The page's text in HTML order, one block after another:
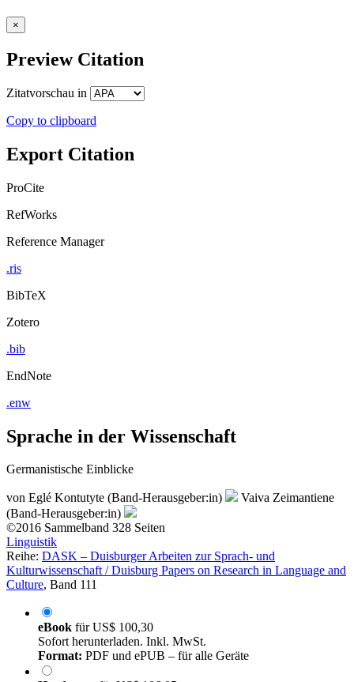
×
Preview Citation
Zitatvorschau in
Copy to clipboard
Export Citation
ProCite
RefWorks
Reference Manager
.ris
BibTeX
Zotero
.bib
EndNote
.enw
Sprache in der Wissenschaft
Germanistische Einblicke
von Eglé Kontutyte (Band-Herausgeber:in)
Vaiva Zeimantiene
(Band-Herausgeber:in)
©2016 Sammelband 328 Seiten
Linguistik
Reihe: DASK – Duisburger Arbeiten zur Sprach- und
Kulturwissenschaft / Duisburg Papers on Research in Language and
Culture, Band 111
eBook fürUS$ 100,30
Sofort herunterladen. Inkl. MwSt.
Format: PDF und ePUB – für alle Geräte